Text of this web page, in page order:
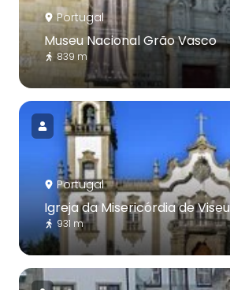
Portugal
Museu Nacional Grão Vasco
839 m
Portugal
Igreja da Misericórdia de Viseu
931 m